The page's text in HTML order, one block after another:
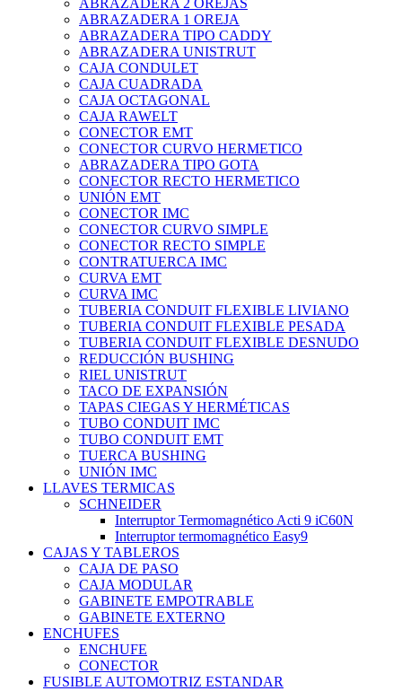
ABRAZADERA 2 OREJAS
ABRAZADERA 1 OREJA
ABRAZADERA TIPO CADDY
ABRAZADERA UNISTRUT
CAJA CONDULET
CAJA CUADRADA
CAJA OCTAGONAL
CAJA RAWELT
CONECTOR EMT
CONECTOR CURVO HERMETICO
ABRAZADERA TIPO GOTA
CONECTOR RECTO HERMETICO
UNIÓN EMT
CONECTOR IMC
CONECTOR CURVO SIMPLE
CONECTOR RECTO SIMPLE
CONTRATUERCA IMC
CURVA EMT
CURVA IMC
TUBERIA CONDUIT FLEXIBLE LIVIANO
TUBERIA CONDUIT FLEXIBLE PESADA
TUBERIA CONDUIT FLEXIBLE DESNUDO
REDUCCIÓN BUSHING
RIEL UNISTRUT
TACO DE EXPANSIÓN
TAPAS CIEGAS Y HERMÉTICAS
TUBO CONDUIT IMC
TUBO CONDUIT EMT
TUERCA BUSHING
UNIÓN IMC
LLAVES TERMICAS
SCHNEIDER
Interruptor Termomagnético Acti 9 iC60N
Interruptor termomagnético Easy9
CAJAS Y TABLEROS
CAJA DE PASO
CAJA MODULAR
GABINETE EMPOTRABLE
GABINETE EXTERNO
ENCHUFES
ENCHUFE
CONECTOR
FUSIBLE AUTOMOTRIZ ESTANDAR